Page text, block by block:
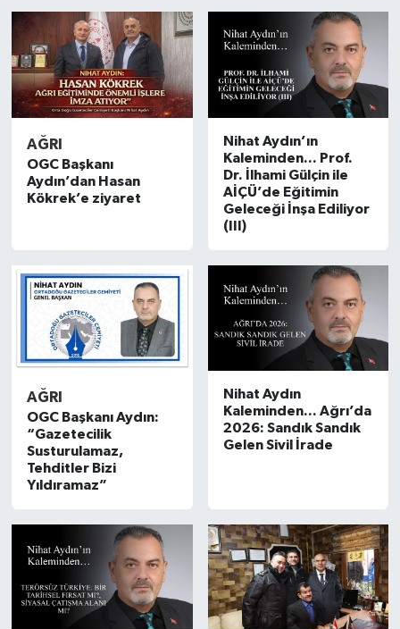
AĞRI
OGC Başkanı
Aydın’dan Hasan
Kökrek’e ziyaret
Nihat Aydın’ın
Kaleminden... Prof.
Dr. İlhami Gülçin ile
AİÇÜ’de Eğitimin
Geleceği İnşa Ediliyor
(III)
AĞRI
OGC Başkanı Aydın:
“Gazetecilik
Susturulamaz,
Tehditler Bizi
Yıldıramaz”
Nihat Aydın
Kaleminden... Ağrı’da
2026: Sandık Sandık
Gelen Sivil İrade